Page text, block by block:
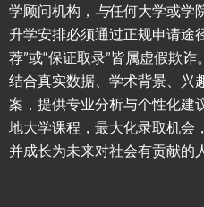
学顾问机构， 与任何大学或学
升学安排必须通过正规申请途
荐”或“保证取录”皆属虚假欺
结合真实数据、学术背景、兴
案，提供专业分析与个性化建
地大学课程，最大化录取机会
并成长为未来对社会有贡献的